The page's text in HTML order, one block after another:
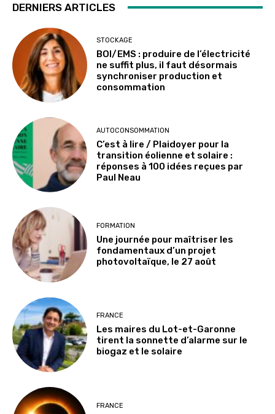
DERNIERS ARTICLES
STOCKAGE
BOI/EMS : produire de l’électricité
ne suffit plus, il faut désormais
synchroniser production et
consommation
AUTOCONSOMMATION
C’est à lire / Plaidoyer pour la
transition éolienne et solaire :
réponses à 100 idées reçues par
Paul Neau
FORMATION
Une journée pour maîtriser les
fondamentaux d’un projet
photovoltaïque, le 27 août
FRANCE
Les maires du Lot-et-Garonne
tirent la sonnette d’alarme sur le
biogaz et le solaire
FRANCE